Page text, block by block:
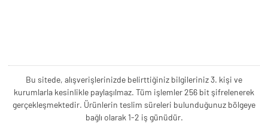
Bu sitede, alışverişlerinizde belirttiğiniz bilgileriniz 3. kişi ve
kurumlarla kesinlikle paylaşılmaz. Tüm işlemler 256 bit şifrelenerek
gerçekleşmektedir. Ürünlerin teslim süreleri bulunduğunuz bölgeye
bağlı olarak 1-2 iş günüdür.